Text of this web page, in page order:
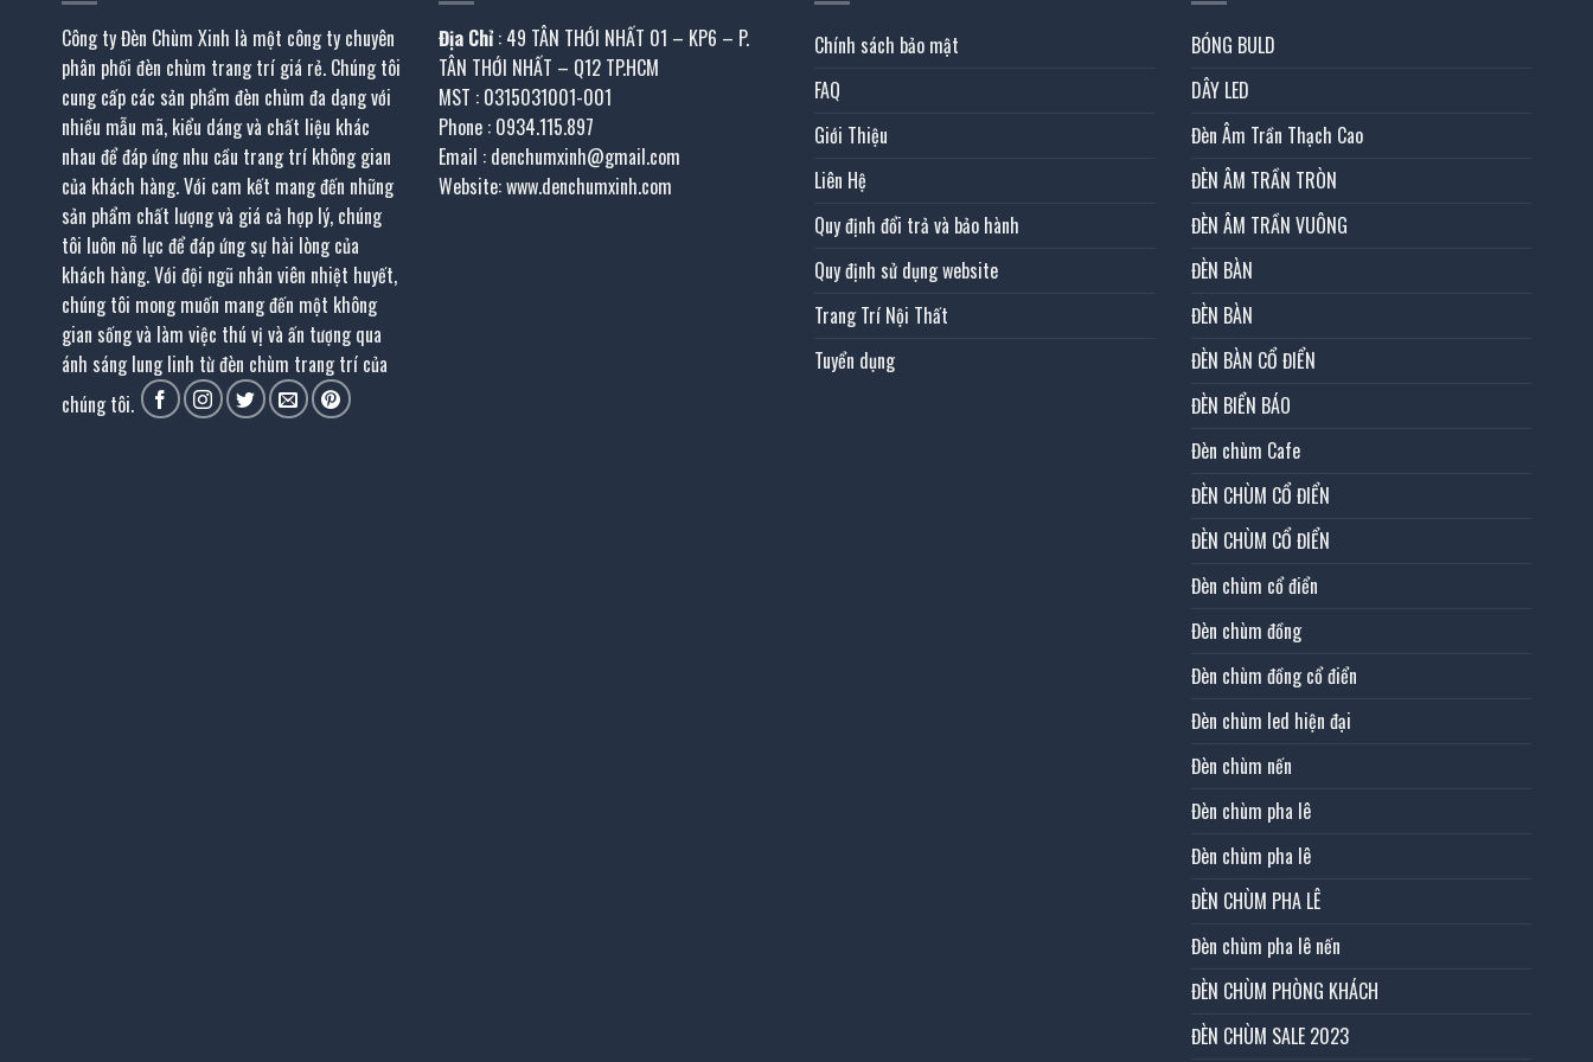
Công ty Đèn Chùm Xinh là một công ty chuyên
phân phối đèn chùm trang trí giá rẻ. Chúng tôi
cung cấp các sản phẩm đèn chùm đa dạng với
nhiều mẫu mã, kiểu dáng và chất liệu khác
nhau để đáp ứng nhu cầu trang trí không gian
của khách hàng. Với cam kết mang đến những
sản phẩm chất lượng và giá cả hợp lý, chúng
tôi luôn nỗ lực để đáp ứng sự hài lòng của
khách hàng. Với đội ngũ nhân viên nhiệt huyết,
chúng tôi mong muốn mang đến một không
gian sống và làm việc thú vị và ấn tượng qua
ánh sáng lung linh từ đèn chùm trang trí của
chúng tôi.
Địa Chỉ : 49 TÂN THỚI NHẤT 01 – KP6 – P.
TÂN THỚI NHẤT – Q12 TP.HCM
MST : 0315031001-001
Phone : 0934.115.897
Email : denchumxinh@gmail.com
Website: www.denchumxinh.com
Chính sách bảo mật
FAQ
Giới Thiệu
Liên Hệ
Quy định đổi trả và bảo hành
Quy định sử dụng website
Trang Trí Nội Thất
Tuyển dụng
BÓNG BULD
DÂY LED
Đèn Âm Trần Thạch Cao
ĐÈN ÂM TRẦN TRÒN
ĐÈN ÂM TRẦN VUÔNG
ĐÈN BÀN
ĐÈN BÀN
ĐÈN BÀN CỔ ĐIỂN
ĐÈN BIỂN BÁO
Đèn chùm Cafe
ĐÈN CHÙM CỔ ĐIỂN
ĐÈN CHÙM CỔ ĐIỂN
Đèn chùm cổ điển
Đèn chùm đồng
Đèn chùm đồng cổ điển
Đèn chùm led hiện đại
Đèn chùm nến
Đèn chùm pha lê
Đèn chùm pha lê
ĐÈN CHÙM PHA LÊ
Đèn chùm pha lê nến
ĐÈN CHÙM PHÒNG KHÁCH
ĐÈN CHÙM SALE 2023